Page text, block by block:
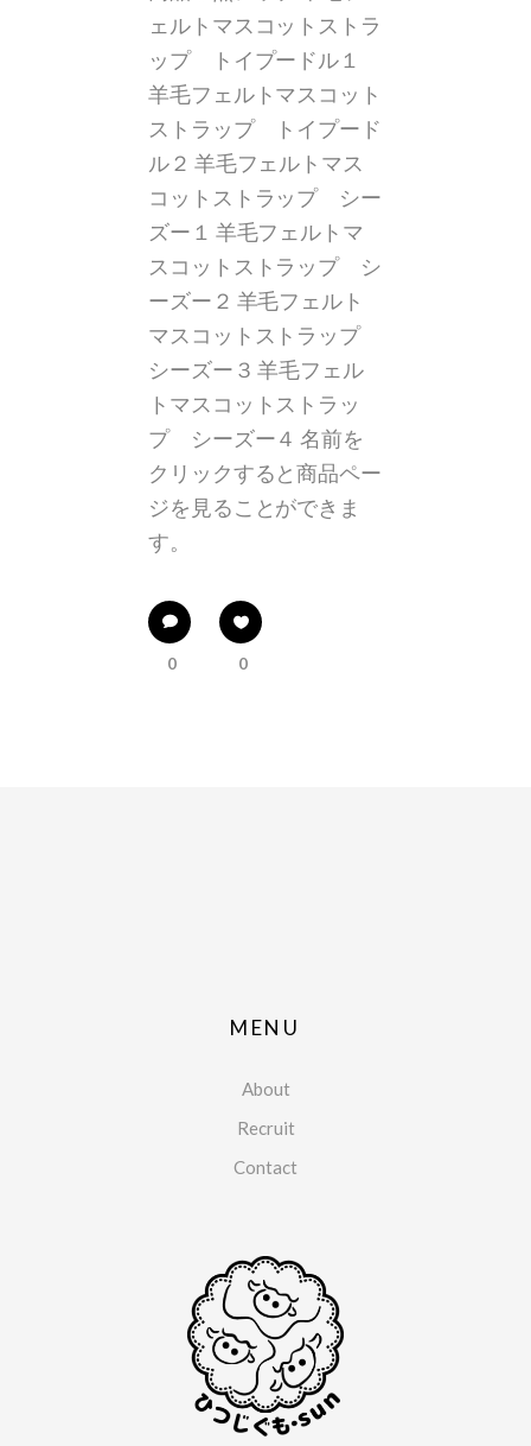
ェルトマスコットストラ
ップ トイプードル１
羊毛フェルトマスコット
ストラップ トイプード
ル２ 羊毛フェルトマス
コットストラップ シー
ズー１ 羊毛フェルトマ
スコットストラップ シ
ーズー２ 羊毛フェルト
マスコットストラップ
シーズー３ 羊毛フェル
トマスコットストラッ
プ シーズー４ 名前を
クリックすると商品ペー
ジを見ることができま
す。
0 0
MENU
About
Recruit
Contact